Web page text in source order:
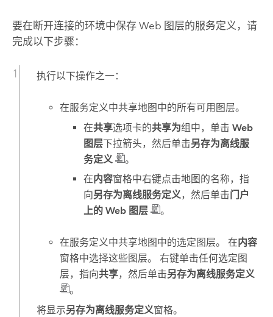
要在断开连接的环境中保存 Web 图层的服务定义，请
完成以下步骤：
执行以下操作之一：
在服务定义中共享地图中的所有可用图层。
在共享选项卡的共享为组中，单击 Web
图层下拉箭头，然后单击另存为离线服
务定义
。
在内容窗格中右键点击地图的名称，指
向另存为离线服务定义，然后单击门户
上的 Web 图层
。
在服务定义中共享地图中的选定图层。 在内容
窗格中选择这些图层。 右键单击任何选定图
层，指向共享，然后单击另存为离线服务定义
。
将显示另存为离线服务定义窗格。